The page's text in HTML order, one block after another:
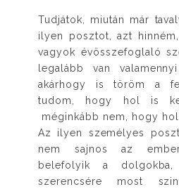
Tudjátok, miután már
ilyen posztot, azt
vagyok évösszefoglaló
legalább van
akárhogy is töröm a
tudom, hogy hol is
méginkább nem, hogy
Az ilyen személyes
nem sajnos az
belefolyik a
szerencsére most